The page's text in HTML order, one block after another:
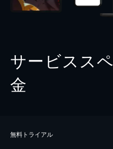
サービスス
金
無料トライアル